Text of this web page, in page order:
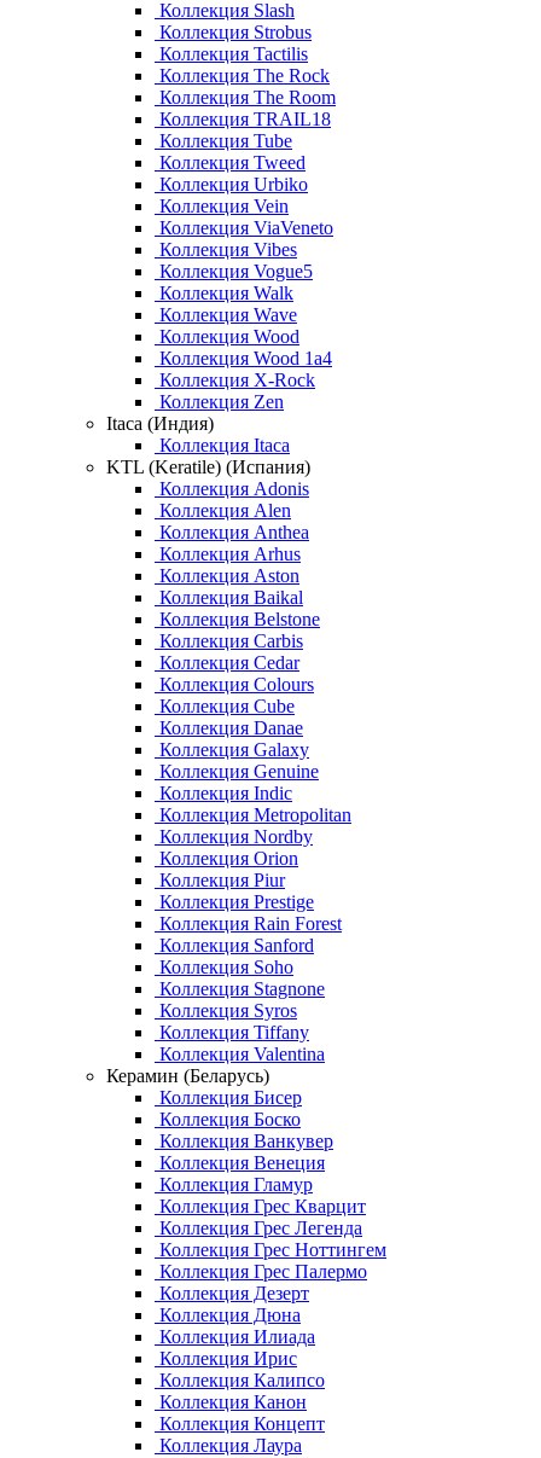
Коллекция Slash
Коллекция Strobus
Коллекция Tactilis
Коллекция The Rock
Коллекция The Room
Коллекция TRAIL18
Коллекция Tube
Коллекция Tweed
Коллекция Urbiko
Коллекция Vein
Коллекция ViaVeneto
Коллекция Vibes
Коллекция Vogue5
Коллекция Walk
Коллекция Wave
Коллекция Wood
Коллекция Wood 1a4
Коллекция X-Rock
Коллекция Zen
Itaca (Индия)
Коллекция Itaca
KTL (Keratile) (Испания)
Коллекция Adonis
Коллекция Alen
Коллекция Anthea
Коллекция Arhus
Коллекция Aston
Коллекция Baikal
Коллекция Belstone
Коллекция Carbis
Коллекция Cedar
Коллекция Colours
Коллекция Cube
Коллекция Danae
Коллекция Galaxy
Коллекция Genuine
Коллекция Indic
Коллекция Metropolitan
Коллекция Nordby
Коллекция Orion
Коллекция Piur
Коллекция Prestige
Коллекция Rain Forest
Коллекция Sanford
Коллекция Soho
Коллекция Stagnone
Коллекция Syros
Коллекция Tiffany
Коллекция Valentina
Керамин (Беларусь)
Коллекция Бисер
Коллекция Боско
Коллекция Ванкувер
Коллекция Венеция
Коллекция Гламур
Коллекция Грес Кварцит
Коллекция Грес Легенда
Коллекция Грес Ноттингем
Коллекция Грес Палермо
Коллекция Дезерт
Коллекция Дюна
Коллекция Илиада
Коллекция Ирис
Коллекция Калипсо
Коллекция Канон
Коллекция Концепт
Коллекция Лаура